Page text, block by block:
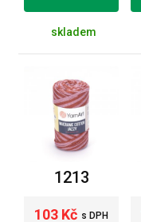
skladem
1213
103 Kč s DPH